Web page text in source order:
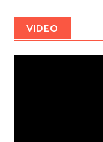
VIDEO